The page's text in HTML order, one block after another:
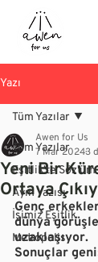
Yazı
Tüm Yazılar
Eşitlik'te Söz'üm
Ayın Yazısı
İşimiz Eşitlik
Metropolis
Tüm Yazılar
Yeni Bir
Ortaya
Awen for Us
7 Mar 20243
Genç
dünya
uzaklaşıyor.
Sonuçlar